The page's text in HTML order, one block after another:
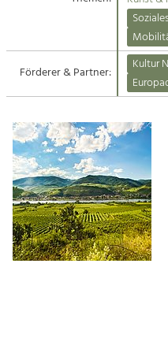
Suche
Impressum
Kontakt
Angebotsentwicklung und
Handwerk, Wissenschaft
Soziales, Bildung
Identität
Gleichberechtigung, Jugend
Integration
Mobilität &
Klimawandel, öffentlicher
Steigerung regionaler
Förderer & Partner:
Kultur